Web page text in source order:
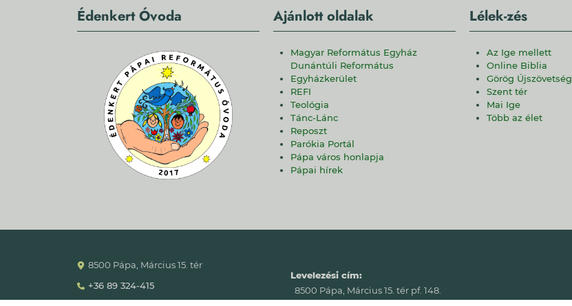
Édenkert Óvoda Ajánlott oldalak
Magyar Református Egyház
Dunántúli Református
Egyházkerület
REFI
Teológia
Tánc-Lánc
Reposzt
Parókia Portál
Pápa város honlapja
Pápai hírek
Lélek-zés
Az Ige mellett
Online Biblia
Görög Újszövetség
Szent tér
Mai Ige
Több az élet
8500 Pápa, Március 15. tér
+36 89 324-415
Levelezési cím:
8500 Pápa, Március 15. tér pf. 148.